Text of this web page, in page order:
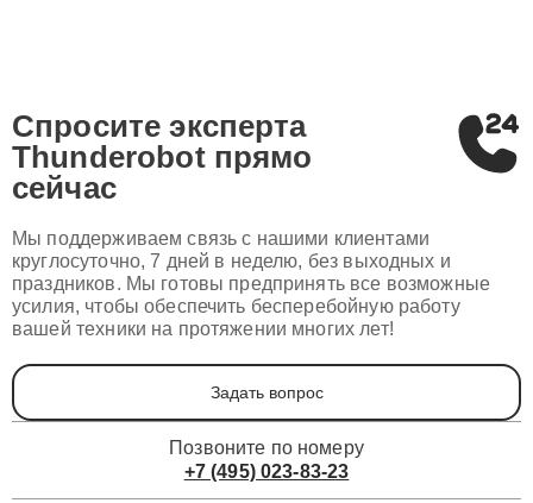
Спросите эксперта
Thunderobot прямо
сейчас
Мы поддерживаем связь с нашими клиентами
круглосуточно, 7 дней в неделю, без выходных и
праздников. Мы готовы предпринять все возможные
усилия, чтобы обеспечить бесперебойную работу
вашей техники на протяжении многих лет!
Задать вопрос
Позвоните по номеру
+7 (495) 023-83-23